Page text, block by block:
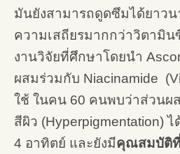
มันยังสามารถดูดซึมได้ยาว
ความเสถียรมากกว่าวิตามิ
งานวิจัยที่ศึกษาโดยนำ
ผสมร่วมกับ Niacinamide
ใช้ ในคน 60 คนพบว่าส่วนผ
สีผิว (Hyperpigmentation)
4 อาทิตย์ และยังมีคุณสมบัติที่